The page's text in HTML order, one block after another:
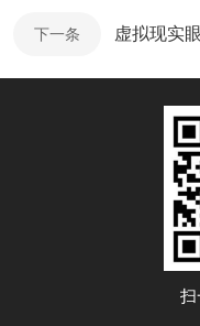
下一条 虚拟现实
扫